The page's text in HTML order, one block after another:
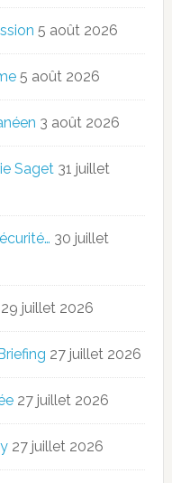
5 août 2026
5 août 2026
3 août 2026
Saget 31 juillet
30 juillet
29 juillet 2026
27 juillet 2026
27 juillet 2026
27 juillet 2026